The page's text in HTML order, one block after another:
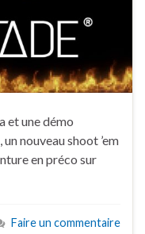
et une démo
nouveau shoot ’em
en préco sur
Faire un commentaire